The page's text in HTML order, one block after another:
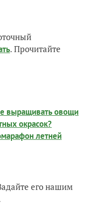
. Прочитайте
выращивать овощи
окрасок?
летней
его нашим